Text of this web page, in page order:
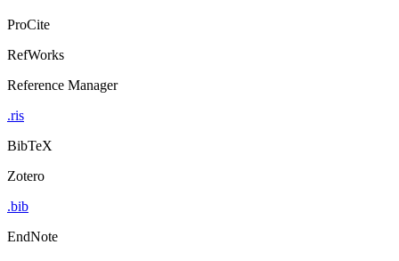
ProCite
RefWorks
Reference Manager
.ris
BibTeX
Zotero
.bib
EndNote